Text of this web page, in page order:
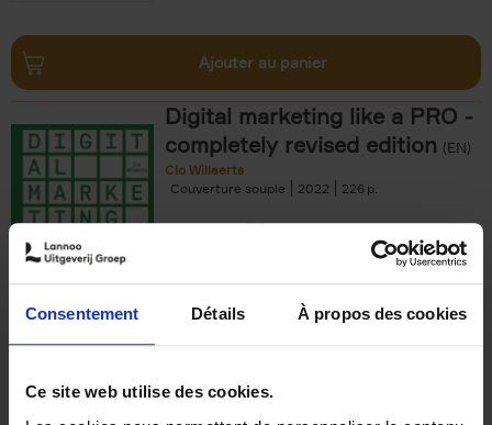
Consentement Détails À propos des cookies
Ce site web utilise des cookies.
Ajouter au panier
Digital marketing like a PRO -
completely revised edition (EN)
Clo Willaerts
Couverture souple
2022 226
€35,50